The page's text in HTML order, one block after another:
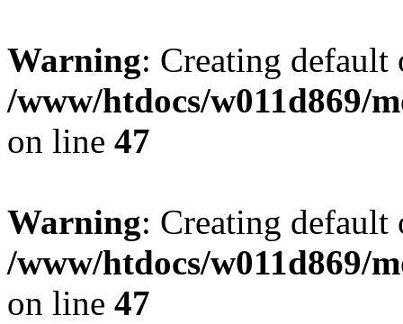
Warning: Creating
/www/htdocs/w011d869/
on line 47
Warning: Creating
/www/htdocs/w011d869/
on line 47